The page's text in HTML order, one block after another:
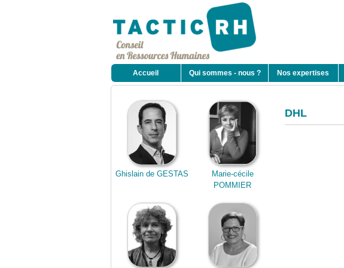
Ghislain de GESTAS
Marie-cécile
POMMIER
DHL
Accueil Qui sommes - nous ? Nos expertises